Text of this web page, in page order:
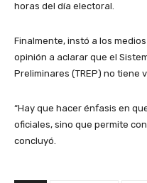
horas del día electoral.
Finalmente, instó a los
opinión a aclarar que el
Preliminares (TREP) no tiene
“Hay que hacer énfasis en
oficiales, sino que permite
concluyó.